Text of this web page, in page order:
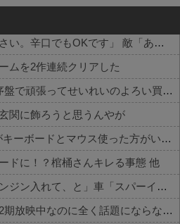
”。
ゲーム作者ワイ「感想ください。辛口でもOKです」 敵「あれがだめ。これがだめ」
ムを2作連続クリアした
いうほど『ドラクエ6』の序盤で頑張ってせいれいのよろい買うか？
関に飾ろうと思うんやが
友達とPCで遊んでるんだがキーボードとマウス使った方がいいゲームでも頑なにパッド使いたがる
ドに！？棺桶さんキレる事態 他
人「さーて、車乗るか。エンジン入れて、と」車「スパーイダマーンッ」→炎上 他
【悲報】逃げ上手の若君、2期放映中なのに全く話題にならない 他